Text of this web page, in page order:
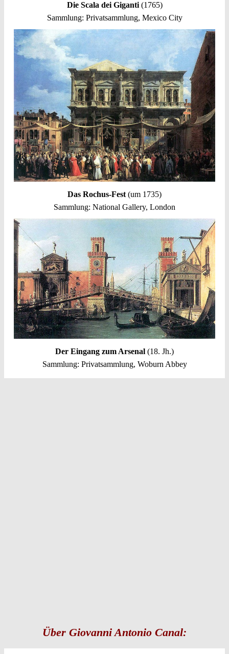
Die Scala dei Giganti (1765)
Sammlung: Privatsammlung, Mexico City
Das Rochus-Fest (um 1735)
Sammlung: National Gallery, London
Der Eingang zum Arsenal (18. Jh.)
Sammlung: Privatsammlung, Woburn Abbey
Über Giovanni Antonio Canal: